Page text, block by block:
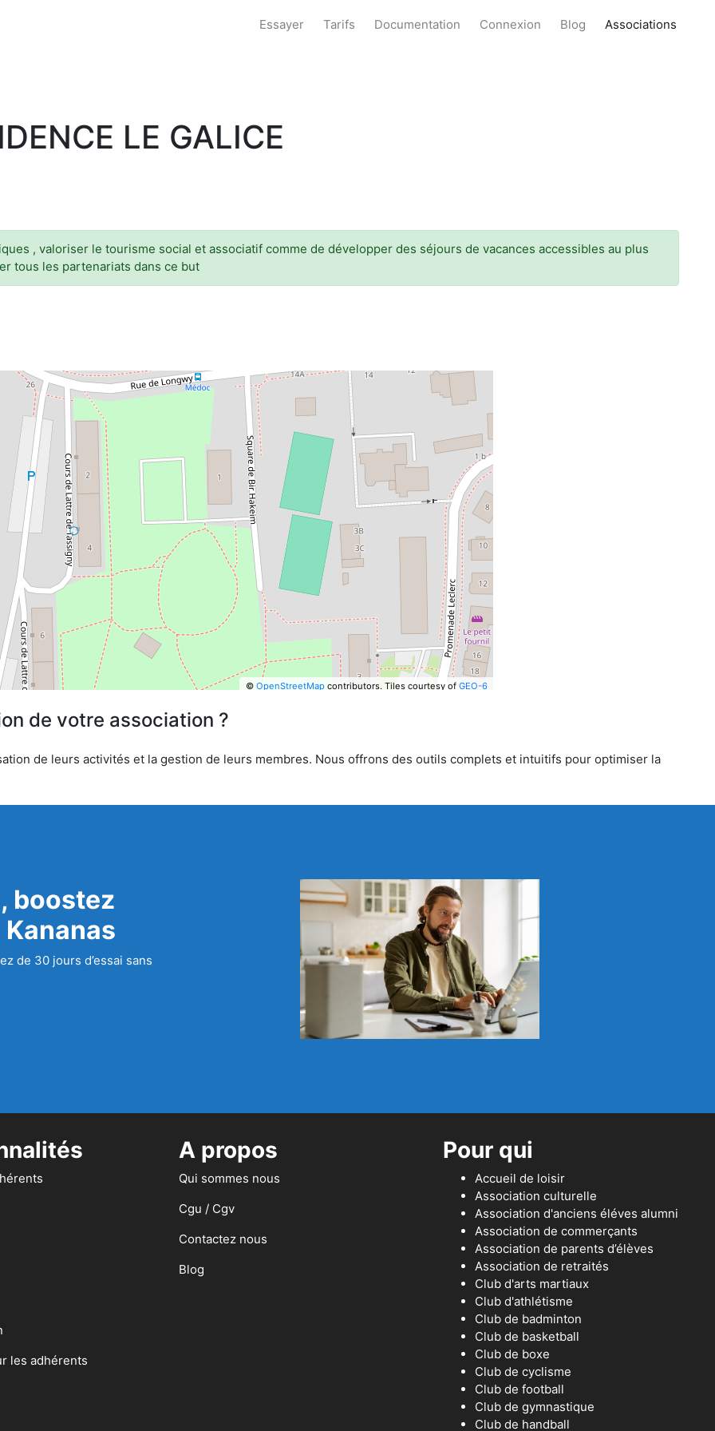
Essayer Tarifs Documentation Connexion Blog Associations
LE GALICE
, valoriser le tourisme social et associatif comme de développer des séjours de vacances accessibles au plus
tous les partenariats dans ce but
© OpenStreetMapcontributors. Tiles courtesy ofGEO-6
de votre association ?
de leurs activités et la gestion de leurs membres. Nous offrons des outils complets et intuitifs pour optimiser la
boostez
de 30 jours d’essai sans
les adhérents
A propos
Qui sommes nous
Cgu / Cgv
Contactez nous
Blog
Pour qui
Accueil de loisir
Association culturelle
Association d'anciens éléves alumni
Association de commerçants
Association de parents d’élèves
Association de retraités
Club d'arts martiaux
Club d'athlétisme
Club de badminton
Club de basketball
Club de boxe
Club de cyclisme
Club de football
Club de gymnastique
Club de handball